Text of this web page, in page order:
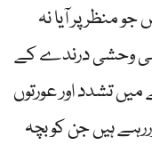
منظر پر آیا نہ
وحشی درندے کے
تشدد اور عورتوں
ہیں جن کو بچہ